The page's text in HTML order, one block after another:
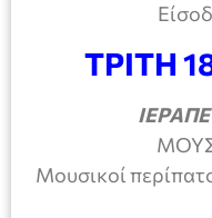
ΤΡΙΤΗ
Μουσικοί